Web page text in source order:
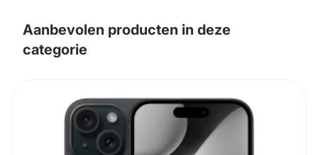
Aanbevolen producten in deze
categorie